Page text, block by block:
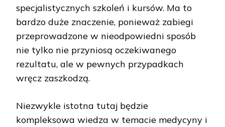
specjalistycznych szkoleń i kursów. Ma to
bardzo duże znaczenie, ponieważ zabiegi
przeprowadzone w nieodpowiedni sposób
nie tylko nie przyniosą oczekiwanego
rezultatu, ale w pewnych przypadkach
wręcz zaszkodzą.
Niezwykle istotna tutaj będzie
kompleksowa wiedza w temacie medycyny i